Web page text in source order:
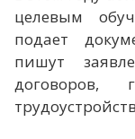
целевым
подает
пишут
договоров,